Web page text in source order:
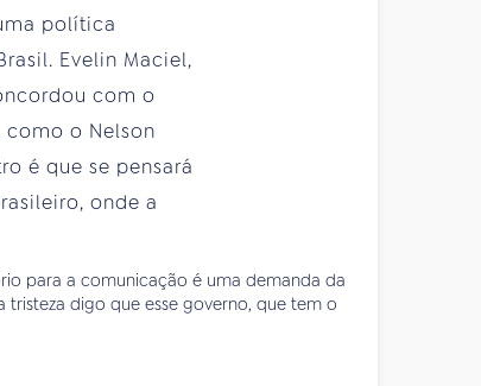
política
Evelin Maciel,
com o
o Nelson
é que se pensará
onde a
para a comunicação é uma demanda da
tristeza digo que esse governo, que tem o